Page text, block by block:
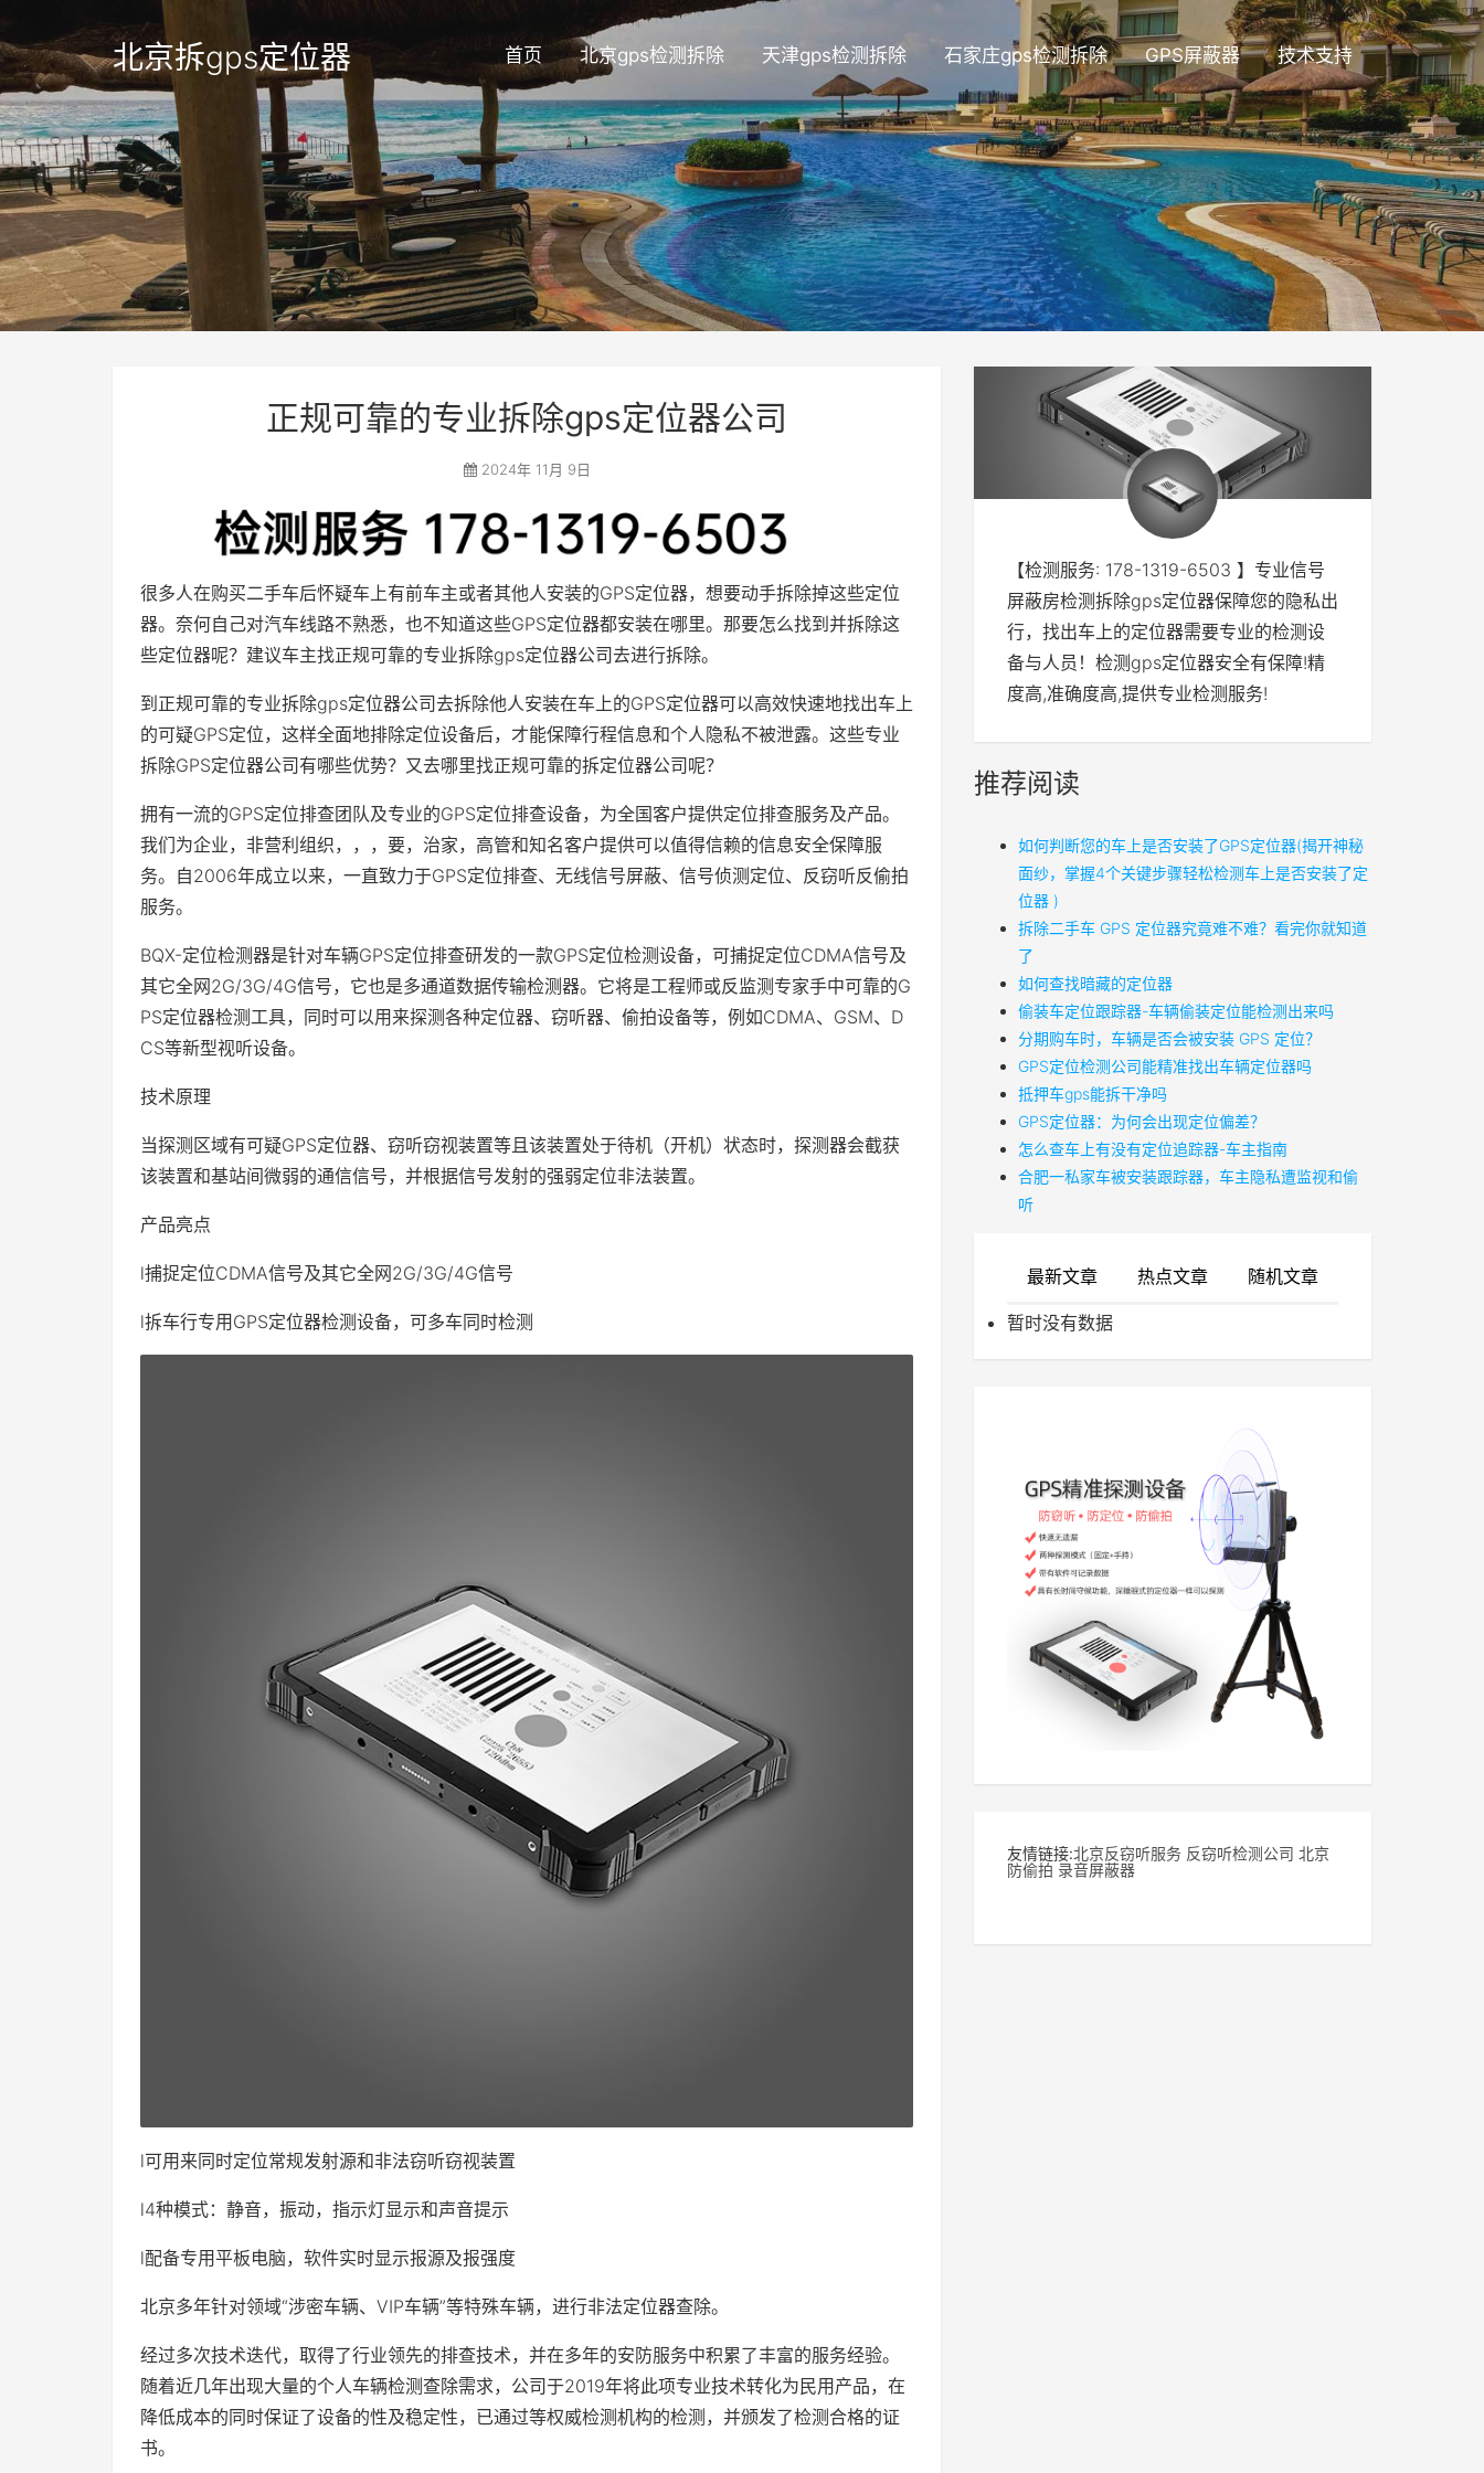
北京拆gps定位器 首页 北京gps检测拆除 天津gps检测拆除 石家庄gps检测拆除 GPS屏蔽器 技术支持
正规可靠的专业拆除gps定位器公司
2024年 11月 9日
很多人在购买二手车后怀疑车上有前车主或者其他人安装的GPS定位器，想要动手拆除掉这些定位
器。奈何自己对汽车线路不熟悉，也不知道这些GPS定位器都安装在哪里。那要怎么找到并拆除这
些定位器呢？建议车主找正规可靠的专业拆除gps定位器公司去进行拆除。
到正规可靠的专业拆除gps定位器公司去拆除他人安装在车上的GPS定位器可以高效快速地找出车上
的可疑GPS定位，这样全面地排除定位设备后，才能保障行程信息和个人隐私不被泄露。这些专业
拆除GPS定位器公司有哪些优势？又去哪里找正规可靠的拆定位器公司呢？
拥有一流的GPS定位排查团队及专业的GPS定位排查设备，为全国客户提供定位排查服务及产品。
我们为企业，非营利组织，，，要，治家，高管和知名客户提供可以值得信赖的信息安全保障服
务。自2006年成立以来，一直致力于GPS定位排查、无线信号屏蔽、信号侦测定位、反窃听反偷拍
服务。
BQX-定位检测器是针对车辆GPS定位排查研发的一款GPS定位检测设备，可捕捉定位CDMA信号及
其它全网2G/3G/4G信号，它也是多通道数据传输检测器。它将是工程师或反监测专家手中可靠的G
PS定位器检测工具，同时可以用来探测各种定位器、窃听器、偷拍设备等，例如CDMA、GSM、D
CS等新型视听设备。
技术原理
当探测区域有可疑GPS定位器、窃听窃视装置等且该装置处于待机（开机）状态时，探测器会截获
该装置和基站间微弱的通信信号，并根据信号发射的强弱定位非法装置。
产品亮点
l捕捉定位CDMA信号及其它全网2G/3G/4G信号
l拆车行专用GPS定位器检测设备，可多车同时检测
l可用来同时定位常规发射源和非法窃听窃视装置
l4种模式：静音，振动，指示灯显示和声音提示
l配备专用平板电脑，软件实时显示报源及报强度
北京多年针对领域“涉密车辆、VIP车辆”等特殊车辆，进行非法定位器查除。
经过多次技术迭代，取得了行业领先的排查技术，并在多年的安防服务中积累了丰富的服务经验。
随着近几年出现大量的个人车辆检测查除需求，公司于2019年将此项专业技术转化为民用产品，在
降低成本的同时保证了设备的性及稳定性，已通过等权威检测机构的检测，并颁发了检测合格的证
书。
【检测服务: 178-1319-6503 】专业信号
屏蔽房检测拆除gps定位器保障您的隐私出
行，找出车上的定位器需要专业的检测设
备与人员！检测gps定位器安全有保障!精
度高,准确度高,提供专业检测服务!
推荐阅读
如何判断您的车上是否安装了GPS定位器(揭开神秘
面纱，掌握4个关键步骤轻松检测车上是否安装了定
位器 )
拆除二手车 GPS 定位器究竟难不难？看完你就知道
了
如何查找暗藏的定位器
偷装车定位跟踪器-车辆偷装定位能检测出来吗
分期购车时，车辆是否会被安装 GPS 定位？
GPS定位检测公司能精准找出车辆定位器吗
抵押车gps能拆干净吗
GPS定位器：为何会出现定位偏差？
怎么查车上有没有定位追踪器-车主指南
合肥一私家车被安装跟踪器，车主隐私遭监视和偷
听
最新文章 热点文章 随机文章
暂时没有数据
友情链接:北京反窃听服务 反窃听检测公司 北京
防偷拍 录音屏蔽器